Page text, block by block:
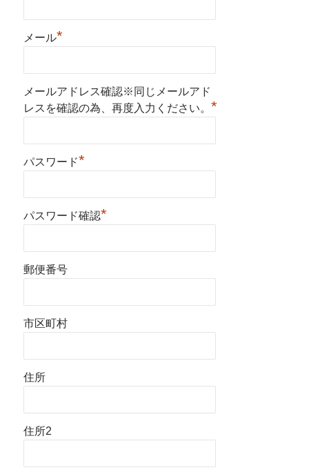
メール*
メールアドレス確認※同じメールアド
レスを確認の為、再度入力ください。*
パスワード*
パスワード確認*
郵便番号
市区町村
住所
住所2